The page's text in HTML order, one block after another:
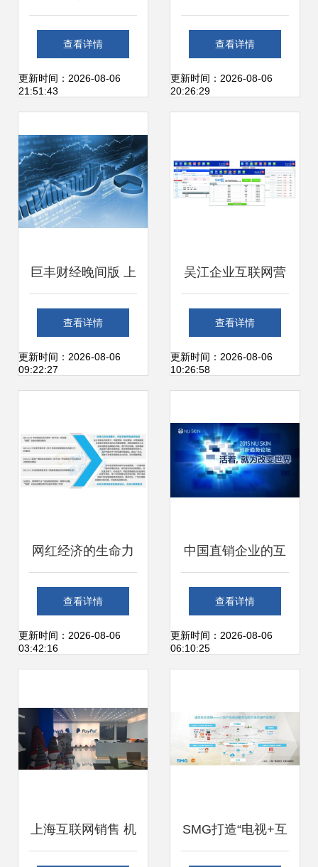
SEO优化公司 互联
网产品与销售的专
查看详情
更新时间：2026-08-06
21:51:43
海互联网销售中的
应用 以客户关系为
查看详情
更新时间：2026-08-06
20:26:29
巨丰财经晚间版 上
海互联网销售板块
投资机遇深度解析
查看详情
更新时间：2026-08-06
09:22:27
吴江企业互联网营
销与网站建设指南
本地优质服务商与
查看详情
更新时间：2026-08-06
10:26:58
网红经济的生命力
几何？上海互联网
销售的转型与思考
查看详情
更新时间：2026-08-06
03:42:16
中国直销企业的互
联网化转型 安利、
自然阳光等积极布
及全国市场体验
查看详情
更新时间：2026-08-06
06:10:25
上海互联网销售 机 SMG打造“电视+互